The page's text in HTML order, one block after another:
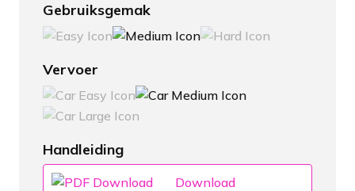
Gebruiksgemak
Vervoer
Handleiding
Download